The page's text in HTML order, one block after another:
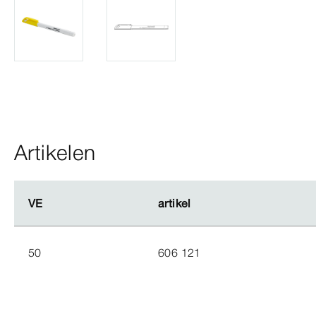
Artikelen
VE artikel
VE artikel
50 606 121